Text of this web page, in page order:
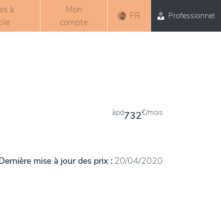
à
Mon
compte
FR Professionnel
àpd732€/mois
mise à jour des prix : 20/04/2020